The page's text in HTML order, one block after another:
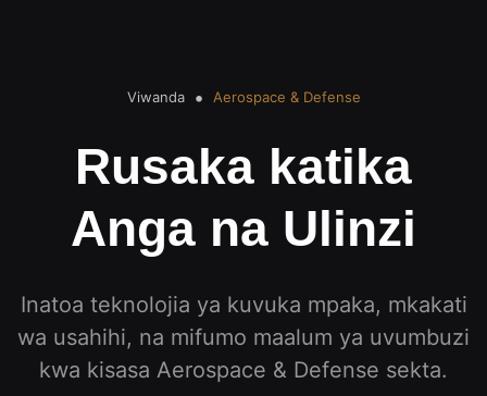
Viwanda Aerospace & Defense
Rusaka katika
Anga na Ulinzi
Inatoa teknolojia ya kuvuka mpaka, mkakati
wa usahihi, na mifumo maalum ya uvumbuzi
kwa kisasa Aerospace & Defense sekta.